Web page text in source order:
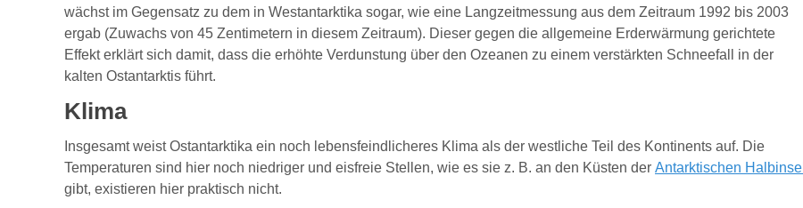
wächst im Gegensatz zu dem in Westantarktika sogar, wie eine Langzeitmessung aus dem Zeitraum 1992 bis 2003
ergab (Zuwachs von 45 Zentimetern in diesem Zeitraum). Dieser gegen die allgemeine Erderwärmung gerichtete
Effekt erklärt sich damit, dass die erhöhte Verdunstung über den Ozeanen zu einem verstärkten Schneefall in der
kalten Ostantarktis führt.
Klima
Insgesamt weist Ostantarktika ein noch lebensfeindlicheres Klima als der westliche Teil des Kontinents auf. Die
Temperaturen sind hier noch niedriger und eisfreie Stellen, wie es sie z. B. an den Küsten der Antarktischen Halbinsel
gibt, existieren hier praktisch nicht.